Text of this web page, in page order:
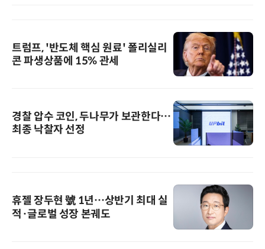
트럼프, '반도체 핵심 원료' 폴리실리
콘 파생상품에 15% 관세
경찰 압수 코인, 두나무가 보관한다…
최종 낙찰자 선정
휴젤 장두현 號 1년…상반기 최대 실
적·글로벌 성장 본궤도